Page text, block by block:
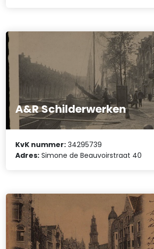
A&R Schilderwerken
KvK nummer: 34295739
Adres: Simone de Beauvoirstraat 40